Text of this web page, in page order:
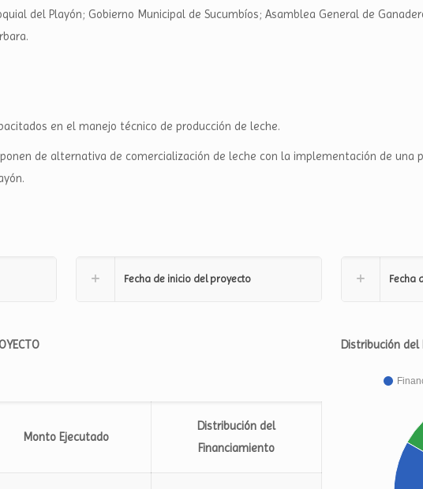
del Playón; Gobierno Municipal de Sucumbíos; Asamblea General de
en el manejo técnico de producción de leche.
de alternativa de comercialización de leche con la implementación de una
Fecha de inicio del proyecto Fecha
Monto Ejecutado
Distribución del
Financiamiento
Distribución del